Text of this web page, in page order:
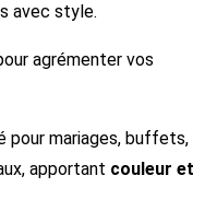
avec style.
agrémenter vos
pour mariages, buffets,
apportant couleur et